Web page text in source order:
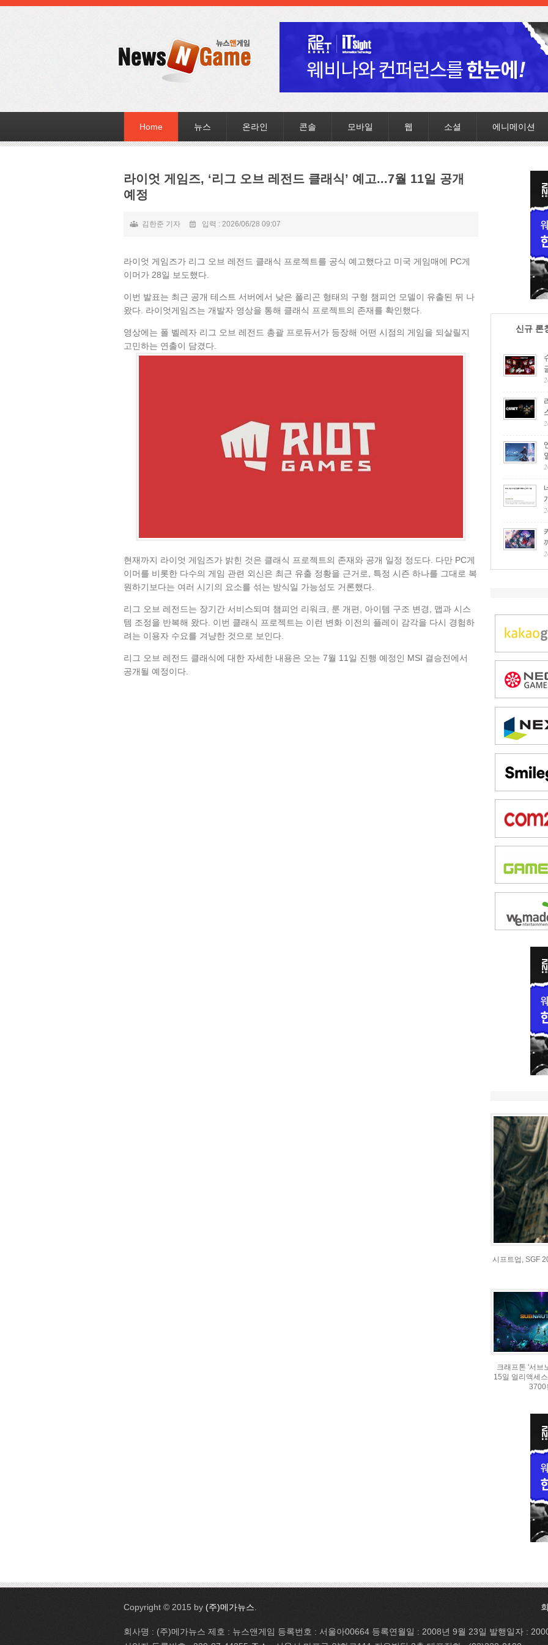
Home 뉴스 온라인 콘솔 모바일 웹 소셜 에니메이션
라이엇 게임즈, ‘리그 오브 레전드 클래식’ 예고...7월 11일 공개
예정
김한준 기자 입력 : 2026/06/28 09:07
라이엇 게임즈가 리그 오브 레전드 클래식 프로젝트를 공식 예고했다고 미국 게임매에 PC게
이머가 28일 보도했다.
이번 발표는 최근 공개 테스트 서버에서 낮은 폴리곤 형태의 구형 챔피언 모델이 유출된 뒤 나
왔다. 라이엇게임즈는 개발자 영상을 통해 클래식 프로젝트의 존재를 확인했다.
영상에는 폴 벨레자 리그 오브 레전드 총괄 프로듀서가 등장해 어떤 시점의 게임을 되살릴지
고민하는 연출이 담겼다.
현재까지 라이엇 게임즈가 밝힌 것은 클래식 프로젝트의 존재와 공개 일정 정도다. 다만 PC게
이머를 비롯한 다수의 게임 관련 외신은 최근 유출 정황을 근거로, 특정 시즌 하나를 그대로 복
원하기보다는 여러 시기의 요소를 섞는 방식일 가능성도 거론했다.
리그 오브 레전드는 장기간 서비스되며 챔피언 리워크, 룬 개편, 아이템 구조 변경, 맵과 시스
템 조정을 반복해 왔다. 이번 클래식 프로젝트는 이런 변화 이전의 플레이 감각을 다시 경험하
려는 이용자 수요를 겨냥한 것으로 보인다.
리그 오브 레전드 클래식에 대한 자세한 내용은 오는 7월 11일 진행 예정인 MSI 결승전에서
공개될 예정이다.
신규 론
시프트업, SGF
크래프톤 '서브
15일 얼리액세
3700
Copyright © 2015 by (주)메가뉴스
회사명 : (주)메가뉴스 제호 : 뉴스앤게임 등록번호 : 서울아00664 등록연월일 : 2008년 9월 23일 발행일자 :